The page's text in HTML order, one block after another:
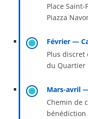
Place
Piazza
Février —
Plus discret
du Quartier
Mars-avril
Chemin de